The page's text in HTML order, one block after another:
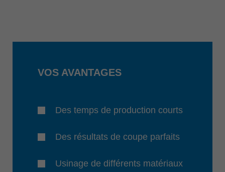
VOS AVANTAGES
Des temps de production courts
Des résultats de coupe parfaits
Usinage de différents matériaux